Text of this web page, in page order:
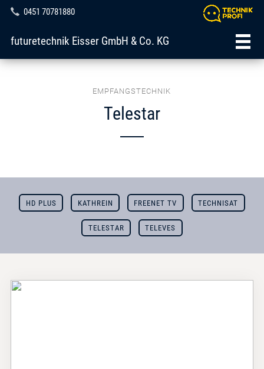
0451 70781880
futuretechnik Eisser GmbH & Co. KG
EMPFANGSTECHNIK
Telestar
HD PLUS KATHREIN FREENET TV TECHNISAT
TELESTAR TELEVES